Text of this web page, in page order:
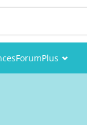
ForumPlus